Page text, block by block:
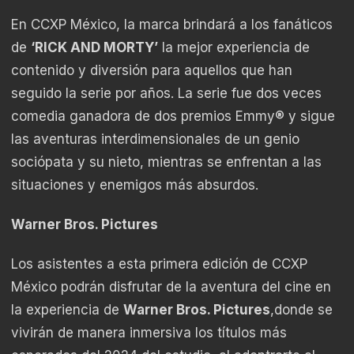
En CCXP México, la marca brindará a los fanáticos
de ‘RICK AND MORTY’ la mejor experiencia de
contenido y diversión para aquellos que han
seguido la serie por años. La serie fue dos veces
comedia ganadora de dos premios Emmy® y sigue
las aventuras interdimensionales de un genio
sociópata y su nieto, mientras se enfrentan a las
situaciones y enemigos más absurdos.
Warner Bros. Pictures
Los asistentes a esta primera edición de CCXP
México podrán disfrutar de la aventura del cine en
la experiencia de Warner Bros. Pictures,donde se
vivirán de manera inmersiva los títulos más